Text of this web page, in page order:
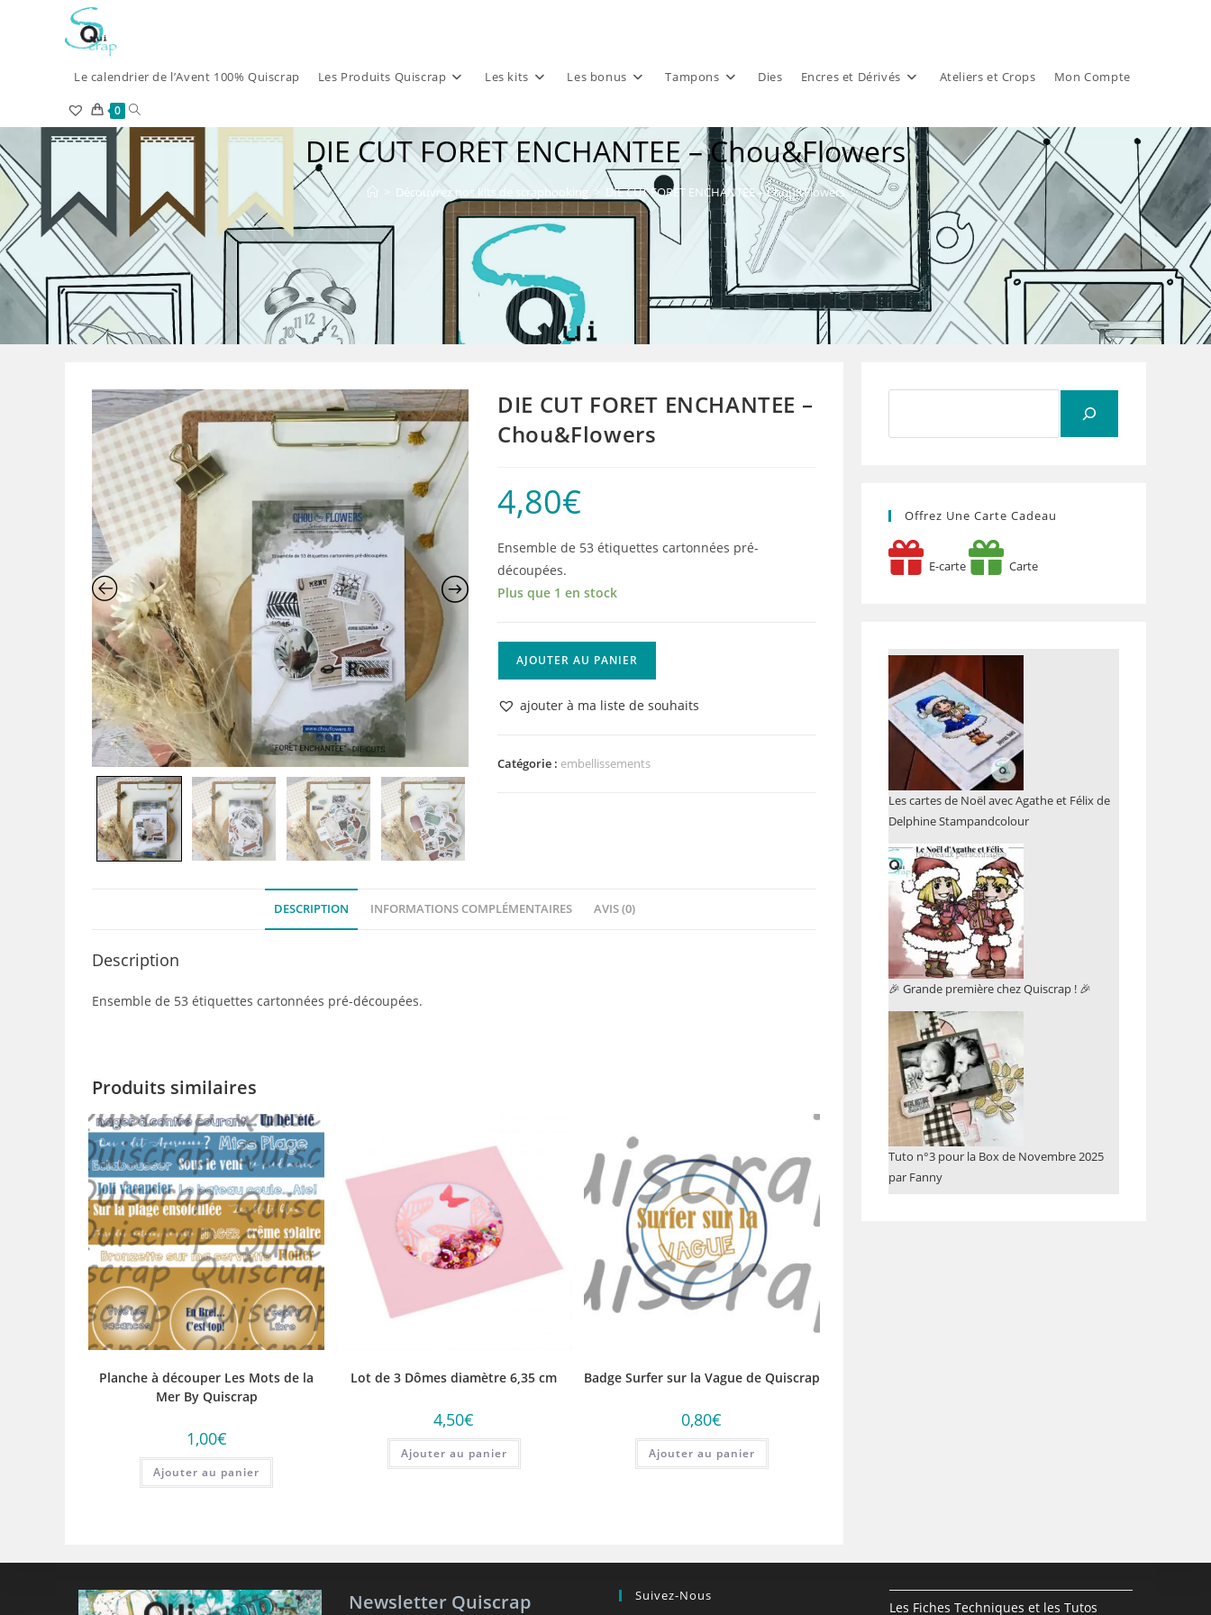
Le calendrier de l’Avent 100% Quiscrap Les Produits Quiscrap Les kits Les bonus Tampons Dies Encres et Dérivés Ateliers et Crops Mon Compte
0 Toggle
website
search
DIE CUT FORET ENCHANTEE – Chou&Flowers
> Découvrez nos kits de scrapbooking > DIE CUT FORET ENCHANTEE – Chou&Flowers
DIE CUT FORET ENCHANTEE –
Chou&Flowers
4,80€
Ensemble de 53 étiquettes cartonnées pré-
découpées.
Plus que 1 en stock
DIE
ENCHANTEE
AJOUTER AU PANIER
ajouter à ma liste de souhaits
Catégorie : embellissements
DESCRIPTION INFORMATIONS COMPLÉMENTAIRES AVIS (0)
Description
Ensemble de 53 étiquettes cartonnées pré-découpées.
Produits similaires
Planche à découper Les Mots de la
Mer By Quiscrap
1,00€
Ajouter au panier
Lot de 3 Dômes diamètre 6,35 cm
4,50€
Ajouter au panier
Badge Surfer sur la Vague de Quiscrap
0,80€
Ajouter au panier
Offrez Une Carte Cadeau
E-carte Carte
Les cartes de Noël avec Agathe et Félix de
Delphine Stampandcolour
🎉 Grande première chez Quiscrap ! 🎉
Tuto n°3 pour la Box de Novembre 2025
par Fanny
Newsletter Quiscrap Suivez-Nous
Les Fiches Techniques et les Tutos